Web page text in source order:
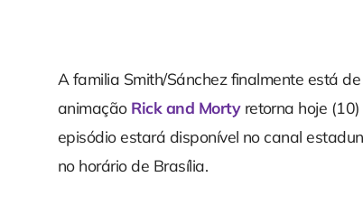
A familia Smith/Sánchez finalmente está
animação Rick and Mortyretorna hoje
episódio estará disponível no canal
no horário de Brasília.